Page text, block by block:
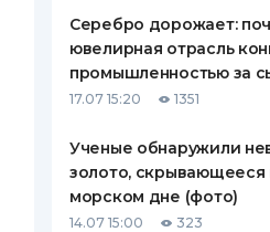
Серебро дорожает:
ювелирная отрасль
промышленностью за
17.07 15:20 1351
Ученые обнаружили
золото, скрывающееся
морском дне (фото)
14.07 15:00 323